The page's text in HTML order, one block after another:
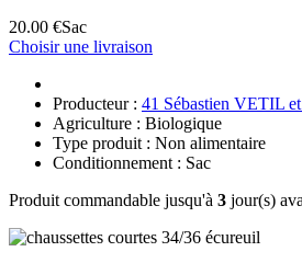
20.00 €Sac
Choisir une livraison
Producteur : 41 Sébastien VETIL
Agriculture : Biologique
Type produit : Non alimentaire
Conditionnement : Sac
Produit commandable jusqu'à 3 jour(s)